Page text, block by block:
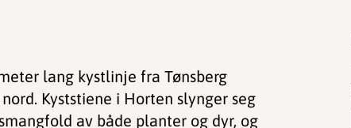
lang kystlinje fra Tønsberg
Kyststiene i Horten slynger seg
av både planter og dyr, og